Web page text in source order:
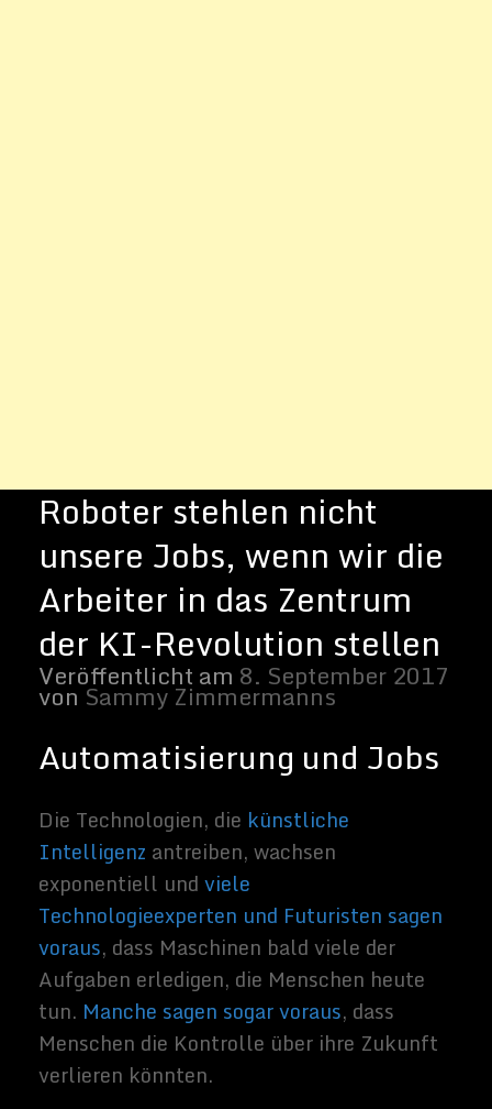
voraus, dass Maschinen bald viele der
Aufgaben erledigen, die Menschen heute
tun. Manche sagen sogar voraus , dass
Menschen die Kontrolle über ihre Zukunft
verlieren könnten.
Bild von Softbank Robotics
Wir sind uns zwar einig, dass grundlegende
Veränderungen im Gange sind, aber wir
glauben nicht, dass dies der richtige Weg
ist, um darüber nachzudenken. Die
Herausforderung, der sich die Gesellschaft
stellen muss, setzt voraus, dass sie passiv
ist, wie die Technologien von morgen
gestaltet und umgesetzt werden. Die
Wahrheit ist, dass es kein absolutes Gesetz
gibt, das die Form und die Folgen von